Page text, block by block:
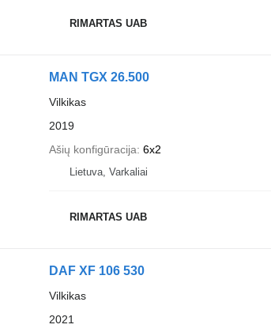
RIMARTAS UAB
MAN TGX 26.500
Vilkikas
2019
Ašių konfigūracija 6x2
Lietuva, Varkaliai
RIMARTAS UAB
DAF XF 106 530
Vilkikas
2021